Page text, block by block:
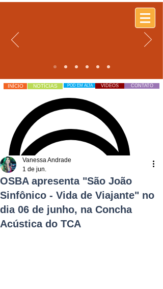
top of page
INÍCIO NOTÍCIAS POD EM ALTA VÍDEOS CONTATO
OSBA apresenta "São João
Sinfônico - Vida de Viajante" no
dia 06 de junho, na Concha
Acústica do TCA
Vanessa Andrade
1 de jun.